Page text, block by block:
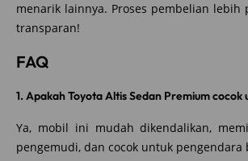
menarik lainnya. Proses pembelian lebih
transparan!
FAQ
1. Apakah Toyota Altis Sedan Premium cocok
Ya, mobil ini mudah dikendalikan,
pengemudi, dan cocok untuk pengendara